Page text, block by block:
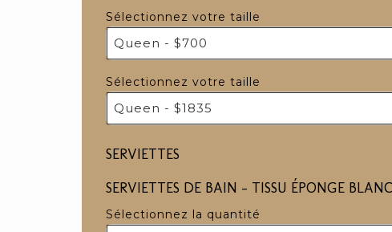
Sélectionnez votre taille
Queen - $700
Sélectionnez votre taille
Queen - $1835
SERVIETTES
SERVIETTES DE BAIN - TISSU ÉPONGE
Sélectionnez la quantité